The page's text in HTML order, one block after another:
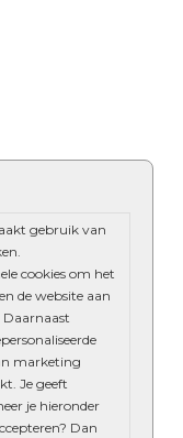
gebruik van
cookies om het
de website aan
Daarnaast
marketing
Je geeft
je hieronder
Dan